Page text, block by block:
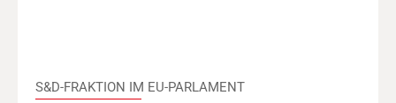
S&D-FRAKTION IM EU-PARLAMENT